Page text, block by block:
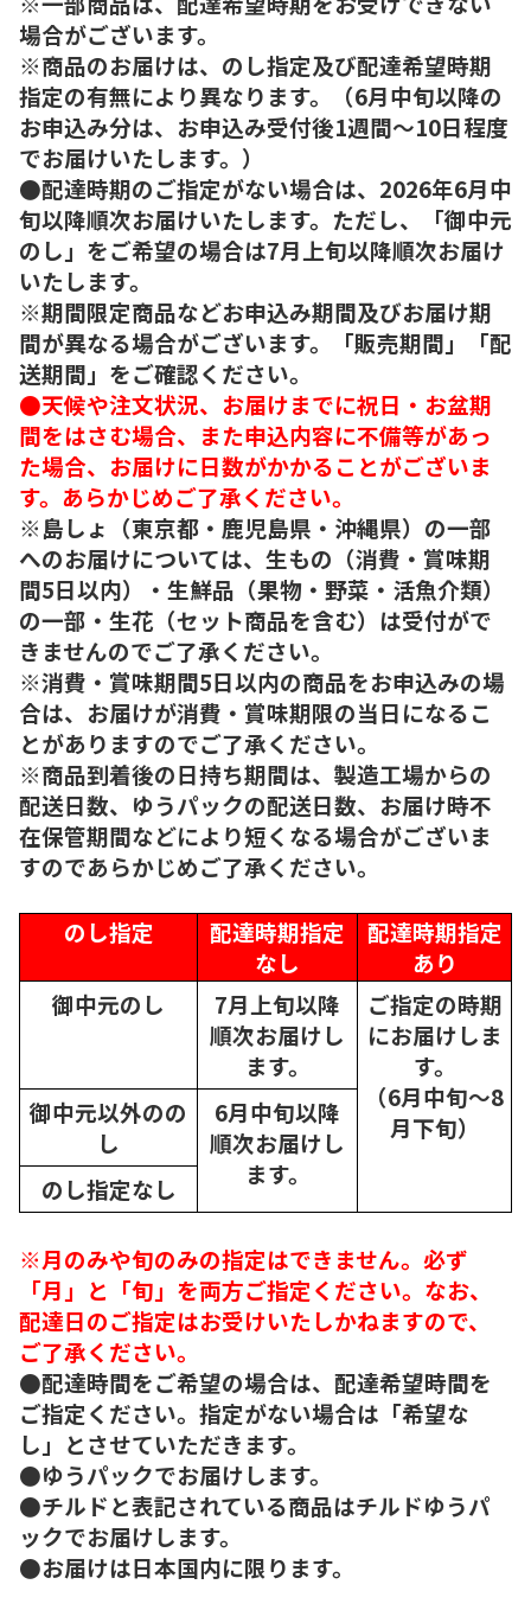
場合がございます。
※商品のお届けは、のし指定及び配達希望時期
指定の有無により異なります。（6月中旬以降の
お申込み分は、お申込み受付後1週間～10日程度
でお届けいたします。）
●配達時期のご指定がない場合は、2026年6月中
旬以降順次お届けいたします。ただし、「御中元
のし」をご希望の場合は7月上旬以降順次お届け
いたします。
※期間限定商品などお申込み期間及びお届け期
間が異なる場合がございます。「販売期間」「配
送期間」をご確認ください。
●天候や注文状況、お届けまでに祝日・お盆期
間をはさむ場合、また申込内容に不備等があっ
た場合、お届けに日数がかかることがございま
す。あらかじめご了承ください。
※島しょ（東京都・鹿児島県・沖縄県）の一部
へのお届けについては、生もの（消費・賞味期
間5日以内）・生鮮品（果物・野菜・活魚介類）
の一部・生花（セット商品を含む）は受付がで
きませんのでご了承ください。
※消費・賞味期間5日以内の商品をお申込みの場
合は、お届けが消費・賞味期限の当日になるこ
とがありますのでご了承ください。
※商品到着後の日持ち期間は、製造工場からの
配送日数、ゆうパックの配送日数、お届け時不
在保管期間などにより短くなる場合がございま
すのであらかじめご了承ください。
のし指定
配達時期指定
なし
配達時期指定
あり
御中元のし
7月上旬以降
順次お届けし
ます。
ご指定の時期
にお届けしま
す。
（6月中旬～8
月下旬）
御中元以外のの
し
6月中旬以降
順次お届けし
ます。
のし指定なし
※月のみや旬のみの指定はできません。必ず
「月」と「旬」を両方ご指定ください。なお、
配達日のご指定はお受けいたしかねますので、
ご了承ください。
●配達時間をご希望の場合は、配達希望時間を
ご指定ください。指定がない場合は「希望な
し」とさせていただきます。
●ゆうパックでお届けします。
●チルドと表記されている商品はチルドゆうパ
ックでお届けします。
●お届けは日本国内に限ります。